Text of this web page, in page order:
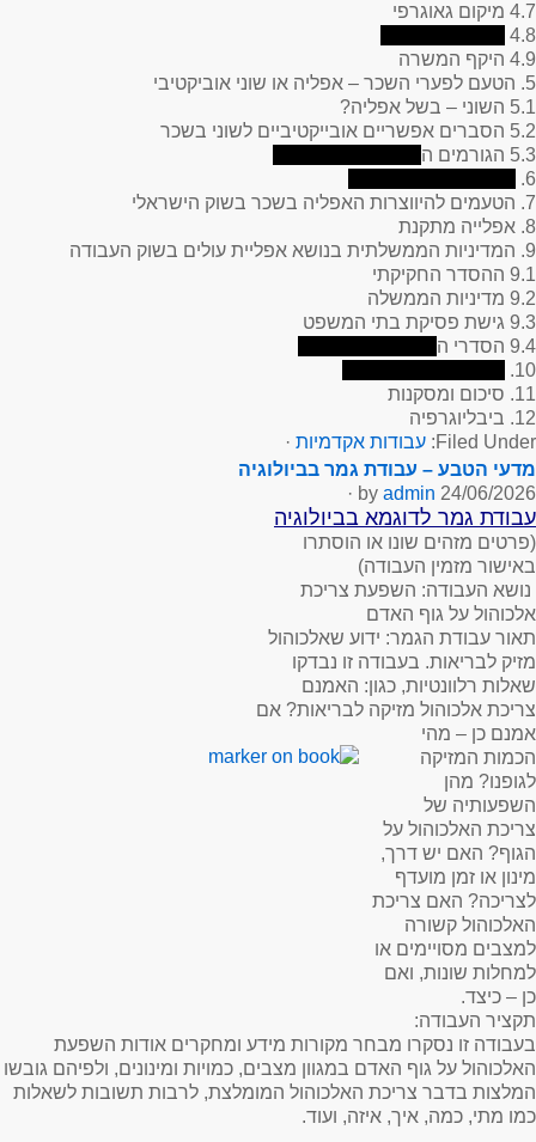
4.7 מיקום גאוגרפי
4.8
4.9 היקף המשרה
5. הטעם לפערי השכר – אפליה או שוני אוביקטיבי
5.1 השוני – בשל אפליה?
5.2 הסברים אפשריים אובייקטיביים לשוני בשכר
5.3 הגורמים ה
6.
7. הטעמים להיווצרות האפליה בשכר בשוק הישראלי
8. אפלייה מתקנת
9. המדיניות הממשלתית בנושא אפליית עולים בשוק העבודה
9.1 ההסדר החקיקתי
9.2 מדיניות הממשלה
9.3 גישת פסיקת בתי המשפט
9.4 הסדרי ה
10.
11. סיכום ומסקנות
12. ביבליוגרפיה
Filed Under: עבודות אקדמיות ·
מדעי הטבע – עבודת גמר בביולוגיה
24/06/2026
admin
·
עבודת גמר לדוגמא בביולוגיה
(פרטים מזהים שונו או הוסתרו
באישור מזמין העבודה)
נושא העבודה: השפעת צריכת
אלכוהול על גוף האדם
תאור עבודת הגמר: ידוע שאלכוהול
מזיק לבריאות. בעבודה זו נבדקו
שאלות רלוונטיות, כגון: האמנם
צריכת אלכוהול מזיקה לבריאות? אם
אמנם כן – מהי
הכמות המזיקה
לגופנו? מהן
השפעותיה של
צריכת האלכוהול על
הגוף? האם יש דרך,
מינון או זמן מועדף
לצריכה? האם צריכת
האלכוהול קשורה
למצבים מסויימים או
למחלות שונות, ואם
כן – כיצד.
תקציר העבודה:
בעבודה זו נסקרו מבחר מקורות מידע ומחקרים אודות השפעת
האלכוהול על גוף האדם במגוון מצבים, כמויות ומינונים, ולפיהם גובשו
המלצות בדבר צריכת האלכוהול המומלצת, לרבות תשובות לשאלות
כמו מתי, כמה, איך, איזה, ועוד.